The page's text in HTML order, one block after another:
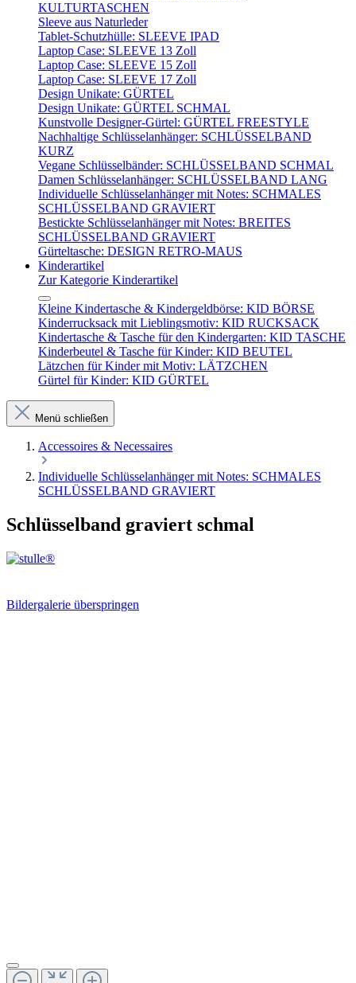
KULTURTASCHEN
Sleeve aus Naturleder
Tablet-Schutzhülle: SLEEVE IPAD
Laptop Case: SLEEVE 13 Zoll
Laptop Case: SLEEVE 15 Zoll
Laptop Case: SLEEVE 17 Zoll
Design Unikate: GÜRTEL
Design Unikate: GÜRTEL SCHMAL
Kunstvolle Designer-Gürtel: GÜRTEL FREESTYLE
Nachhaltige Schlüsselanhänger: SCHLÜSSELBAND
KURZ
Vegane Schlüsselbänder: SCHLÜSSELBAND SCHMAL
Damen Schlüsselanhänger: SCHLÜSSELBAND LANG
Individuelle Schlüsselanhänger mit Notes: SCHMALES
SCHLÜSSELBAND GRAVIERT
Bestickte Schlüsselanhänger mit Notes: BREITES
SCHLÜSSELBAND GRAVIERT
Gürteltasche: DESIGN RETRO-MAUS
Kinderartikel
Zur Kategorie Kinderartikel
Kleine Kindertasche & Kindergeldbörse: KID BÖRSE
Kinderrucksack mit Lieblingsmotiv: KID RUCKSACK
Kindertasche & Tasche für den Kindergarten: KID TASCHE
Kinderbeutel & Tasche für Kinder: KID BEUTEL
Lätzchen für Kinder mit Motiv: LÄTZCHEN
Gürtel für Kinder: KID GÜRTEL
Menü schließen
Accessoires & Necessaires
Individuelle Schlüsselanhänger mit Notes: SCHMALES
SCHLÜSSELBAND GRAVIERT
Schlüsselband graviert schmal
Bildergalerie überspringen